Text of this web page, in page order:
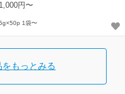
1,000円〜
1袋〜
もっとみる